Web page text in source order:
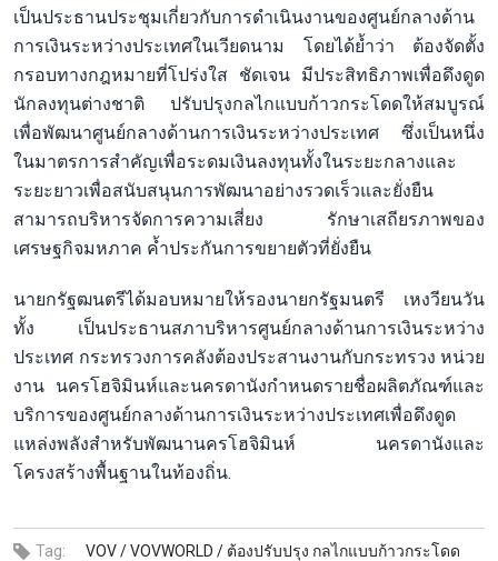
เป็นประธานประชุมเกี่ยวกับการดำเนินงานของศูนย์กลางด้าน
การเงินระหว่างประเทศในเวียดนาม โดยได้ย้ำว่า ต้องจัดตั้ง
กรอบทางกฎหมายที่โปร่งใส ชัดเจน มีประสิทธิภาพเพื่อดึงดูด
นักลงทุนต่างชาติ ปรับปรุงกลไกแบบก้าวกระโดดให้สมบูรณ์
เพื่อพัฒนาศูนย์กลางด้านการเงินระหว่างประเทศ ซึ่งเป็นหนึ่ง
ในมาตรการสำคัญเพื่อระดมเงินลงทุนทั้งในระยะกลางและ
ระยะยาวเพื่อสนับสนุนการพัฒนาอย่างรวดเร็วและยั่งยืน
สามารถบริหารจัดการความเสี่ยง รักษาเสถียรภาพของ
เศรษฐกิจมหภาค ค้ำประกันการขยายตัวที่ยั่งยืน
นายกรัฐฒนตรีได้มอบหมายให้รองนายกรัฐมนตรี เหงวียนวัน
ทั้ง เป็นประธานสภาบริหารศูนย์กลางด้านการเงินระหว่าง
ประเทศ กระทรวงการคลังต้องประสานงานกับกระทรวง หน่วย
งาน นครโฮจิมินห์และนครดานังกำหนดรายชื่อผลิตภัณฑ์และ
บริการของศูนย์กลางด้านการเงินระหว่างประเทศเพื่อดึงดูด
แหล่งพลังสำหรับพัฒนานครโฮจิมินห์ นครดานังและ
โครงสร้างพื้นฐานในท้องถิ่น.
Tag: VOV /VOVWORLD / ต้องปรับปรุง กลไกแบบก้าวกระโดด